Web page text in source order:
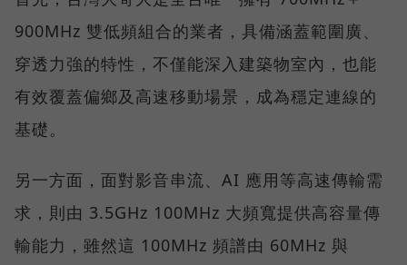
900MHz 雙低頻組合的業者，具備涵蓋範圍廣、
穿透力強的特性，不僅能深入建築物室內，也能
有效覆蓋偏鄉及高速移動場景，成為穩定連線的
基礎。
另一方面，面對影音串流、AI 應用等高速傳輸需
求，則由 3.5GHz 100MHz 大頻寬提供高容量傳
輸能力，雖然這 100MHz 頻譜由 60MHz 與